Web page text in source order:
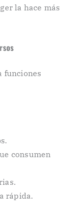
la hace más
funciones
consumen
rápida.